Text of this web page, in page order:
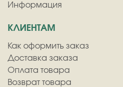
Информация
КЛИЕНТАМ
Как оформить заказ
Доставка заказа
Оплата товара
Возврат товара